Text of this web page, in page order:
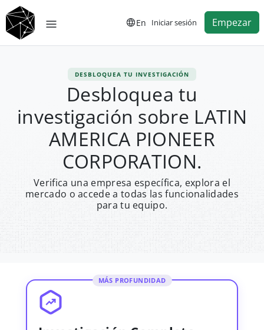
En Iniciar sesión Empezar
DESBLOQUEA TU INVESTIGACIÓN
Desbloquea tu
investigación sobre LATIN
AMERICA PIONEER
CORPORATION.
Verifica una empresa específica, explora el
mercado o accede a todas las funcionalidades
para tu equipo.
MÁS PROFUNDIDAD